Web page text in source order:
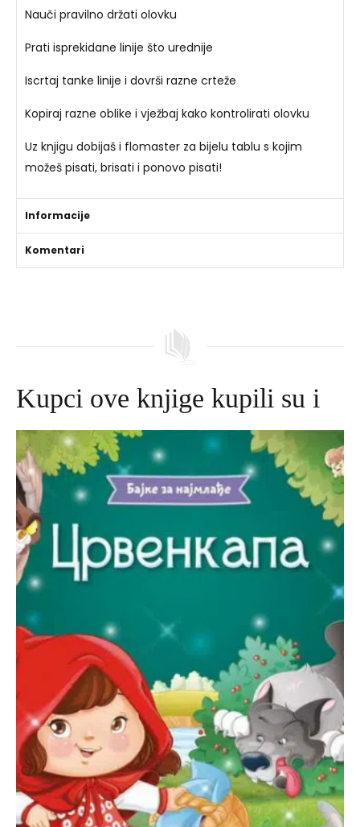
Nauči pravilno držati olovku
Prati isprekidane linije što urednije
Iscrtaj tanke linije i dovrši razne crteže
Kopiraj razne oblike i vježbaj kako kontrolirati olovku
Uz knjigu dobijaš i flomaster za bijelu tablu s kojim
možeš pisati, brisati i ponovo pisati!
Informacije
Komentari
Kupci ove knjige kupili su i